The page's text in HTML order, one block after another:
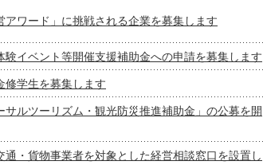
ワード」に挑戦される企業を募集します
イベント等開催支援補助金への申請を募集します
修学生を募集します
ルツーリズム・観光防災推進補助金」の公募を開
・貨物事業者を対象とした経営相談窓口を設置し